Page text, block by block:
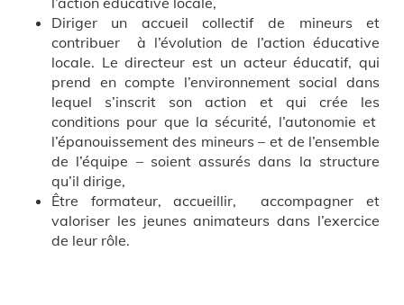
Diriger un accueil collectif de mineurs et
contribuer à l’évolution de l’action éducative
locale. Le directeur est un acteur éducatif, qui
prend en compte l’environnement social dans
lequel s’inscrit son action et qui crée les
conditions pour que la sécurité, l’autonomie et
l’épanouissement des mineurs – et de l’ensemble
de l’équipe – soient assurés dans la structure
qu’il dirige,
Être formateur, accueillir, accompagner et
valoriser les jeunes animateurs dans l’exercice
de leur rôle.